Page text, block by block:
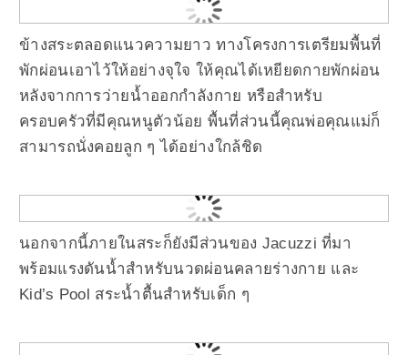
ข้างสระตลอดแนวความยาว ทางโครงการเตรียมพื้นที่
พักผ่อนเอาไว้ให้อย่างจุใจ ให้คุณได้เหยียดกายพักผ่อน
หลังจากการว่ายน้ำออกกำลังกาย หรือสำหรับ
ครอบครัวที่มีคุณหนูตัวน้อย พื้นที่ส่วนนี้คุณพ่อคุณแม่ก็
สามารถนั่งคอยลูก ๆ ได้อย่างใกล้ชิด
นอกจากนี้ภายในสระก็ยังมีส่วนของ Jacuzzi ที่มา
พร้อมแรงดันน้ำสำหรับนวดผ่อนคลายร่างกาย และ
Kid’s Pool สระน้ำตื้นสำหรับเด็ก ๆ